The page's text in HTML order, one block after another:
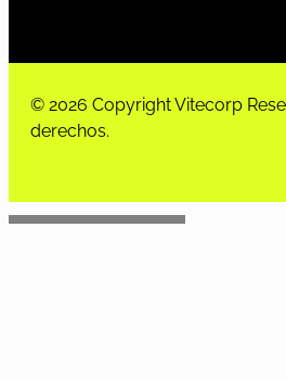
© 2026 Copyright Vitecorp
derechos.